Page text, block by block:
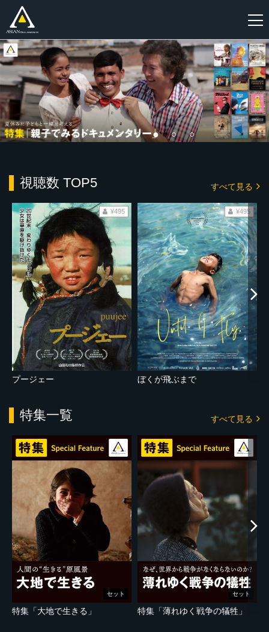
新
規
登
録
視聴数 TOP5 すべて見る
プージェー
¥495
ぼくが飛ぶまで
¥495
特集一覧 すべて見る
セット
特集「大地で生きる」
セット
特集「薄れゆく戦争の犠牲」